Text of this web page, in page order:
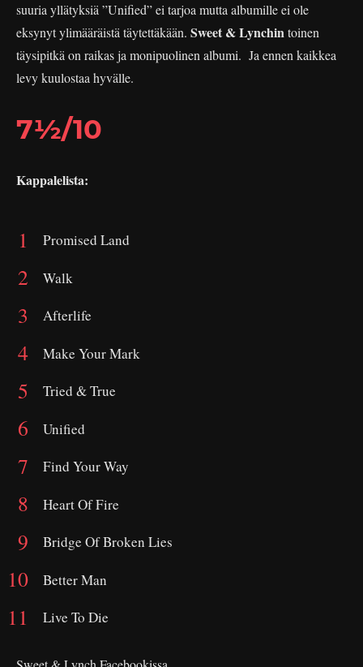
suuria yllätyksiä ”Unified” ei tarjoa mutta albumille ei ole
eksynyt ylimääräistä täytettäkään. Sweet & Lynchintoinen
täysipitkä on raikas ja monipuolinen albumi. Ja ennen kaikkea
levy kuulostaa hyvälle.
7½/10
Kappalelista:
Promised Land
Walk
Afterlife
Make Your Mark
Tried & True
Unified
Find Your Way
Heart Of Fire
Bridge Of Broken Lies
Better Man
Live To Die